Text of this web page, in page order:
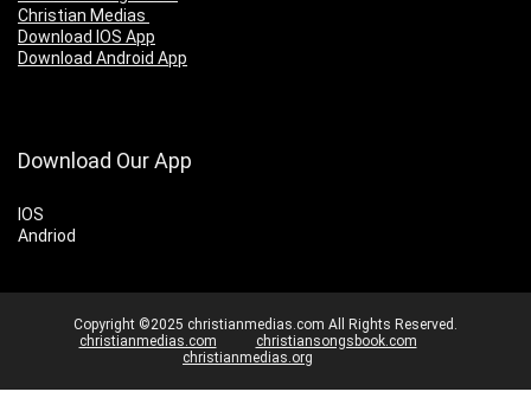
Christian Medias
Download IOS App
Download Android App
Download Our App
IOS
Andriod
Copyright ©2025 christianmedias.com All Rights Reserved.
christianmedias.com
christiansongsbook.com
christianmedias.org